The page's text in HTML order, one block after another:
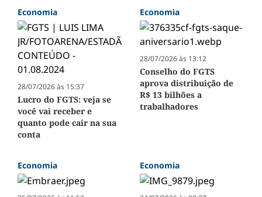
Economia
28/07/2026 às 15:37
Lucro do FGTS: veja se
você vai receber e
quanto pode cair na sua
conta
Economia
28/07/2026 às 13:12
Conselho do FGTS
aprova distribuição de
R$ 13 bilhões a
trabalhadores
Economia Economia